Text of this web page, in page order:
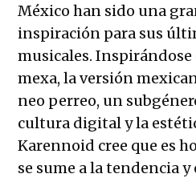
México han sido una
inspiración para sus
musicales.
mexa, la versión
neo perreo, un
cultura digital y la
Karennoid cree que es
se sume a la tendencia